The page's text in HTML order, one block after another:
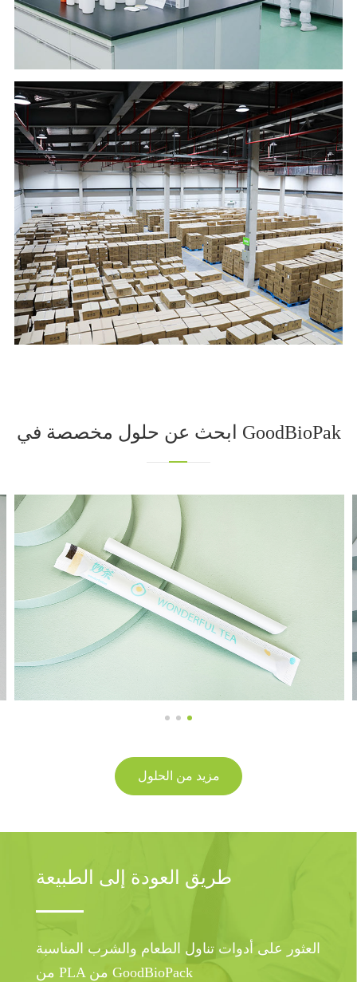
ابحث عن حلول مخصصة في GoodBioPak
مزيد من الحلول
طريق العودة إلى الطبيعة
العثور على أدوات تناول الطعام والشرب المناسبة
من PLA من GoodBioPack